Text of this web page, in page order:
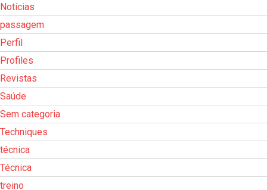
Notícias
passagem
Perfil
Profiles
Revistas
Saúde
Sem categoria
Techniques
técnica
Técnica
treino